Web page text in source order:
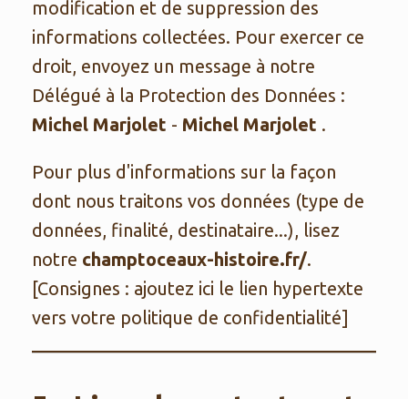
modification et de suppression des
informations collectées. Pour exercer ce
droit, envoyez un message à notre
Délégué à la Protection des Données :
Michel Marjolet - Michel Marjolet .
Pour plus d'informations sur la façon
dont nous traitons vos données (type de
données, finalité, destinataire...), lisez
notre champtoceaux-histoire.fr/.
[Consignes : ajoutez ici le lien hypertexte
vers votre politique de confidentialité]